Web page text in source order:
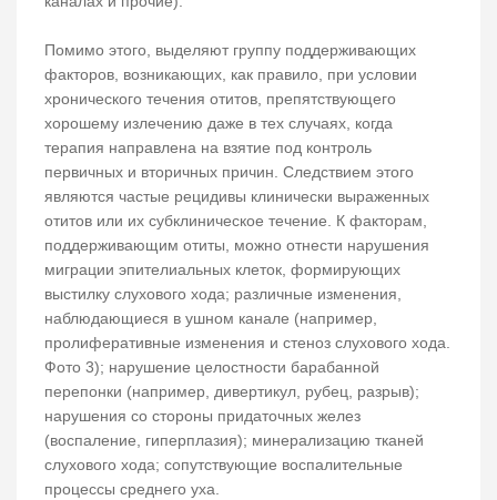
Помимо этого, выделяют группу поддерживающих
факторов, возникающих, как правило, при условии
хронического течения отитов, препятствующего
хорошему излечению даже в тех случаях, когда
терапия направлена на взятие под контроль
первичных и вторичных причин. Следствием этого
являются частые рецидивы клинически выраженных
отитов или их субклиническое течение. К факторам,
поддерживающим отиты, можно отнести нарушения
миграции эпителиальных клеток, формирующих
выстилку слухового хода; различные изменения,
наблюдающиеся в ушном канале (например,
пролиферативные изменения и стеноз слухового хода.
Фото 3); нарушение целостности барабанной
перепонки (например, дивертикул, рубец, разрыв);
нарушения со стороны придаточных желез
(воспаление, гиперплазия); минерализацию тканей
слухового хода; сопутствующие воспалительные
процессы среднего уха.